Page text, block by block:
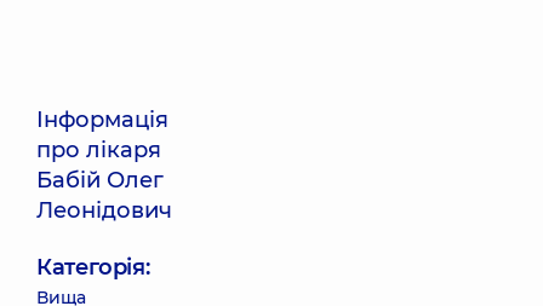
Інформація
про лікаря
Бабій Олег
Леонідович
Категорія:
Вища